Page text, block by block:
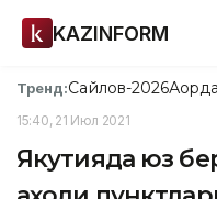
KAZINFORM
Тренд:Сайлов-2026Ақорда
15:40, 21 Июл 2021
Якутияда юз